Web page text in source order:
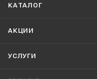
КАТАЛОГ
АКЦИИ
УСЛУГИ